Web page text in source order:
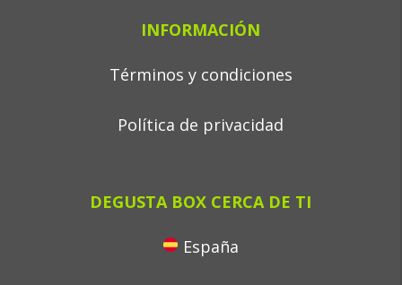
INFORMACIÓN
Términos y condiciones
Política de privacidad
DEGUSTA BOX CERCA DE TI
España